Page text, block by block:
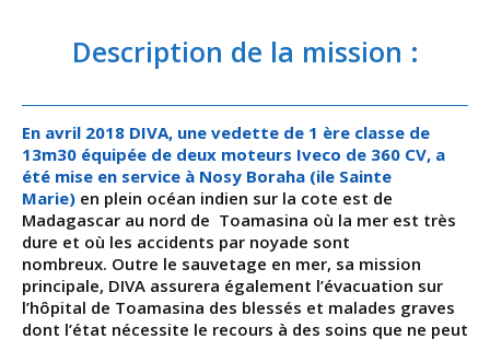
Description de la mission :
En avril 2018 DIVA, une vedette de 1 ère classe de
13m30 équipée de deux moteurs Iveco de 360 CV, a
été mise en service à Nosy Boraha (ile Sainte
Marie) en plein océan indien sur la cote est de
Madagascar au nord de Toamasina où la mer est très
dure et où les accidents par noyade sont
nombreux. Outre le sauvetage en mer, sa mission
principale, DIVA assurera également l’évacuation sur
l’hôpital de Toamasina des blessés et malades graves
dont l’état nécessite le recours à des soins que ne peut